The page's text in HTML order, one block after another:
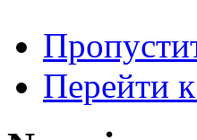
Перейти